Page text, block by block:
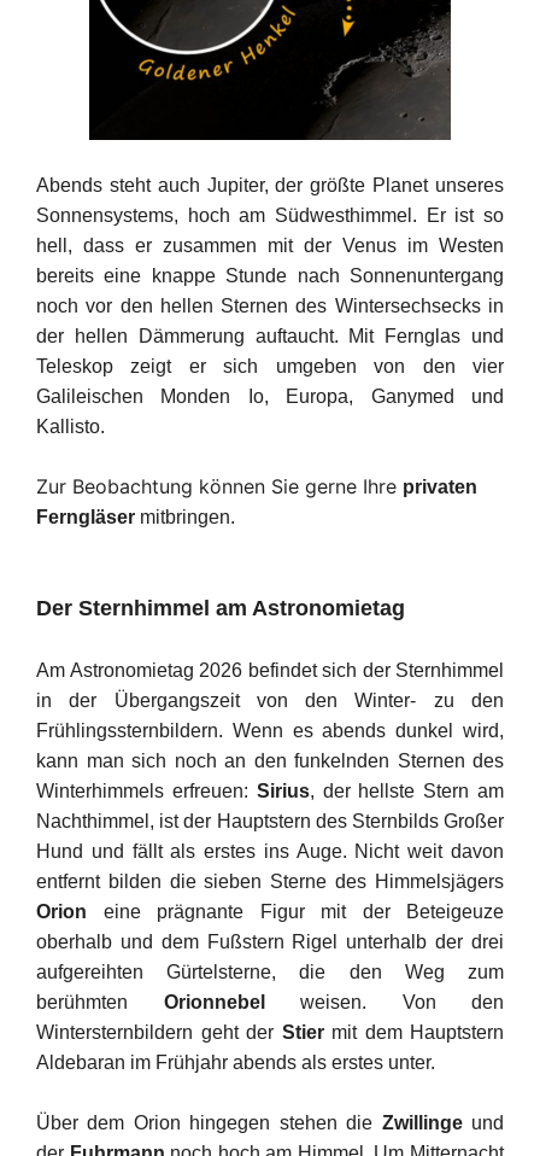
Abends steht auch Jupiter, der größte Planet unseres
Sonnensystems, hoch am Südwesthimmel. Er ist so
hell, dass er zusammen mit der Venus im Westen
bereits eine knappe Stunde nach Sonnenuntergang
noch vor den hellen Sternen des Wintersechsecks in
der hellen Dämmerung auftaucht. Mit Fernglas und
Teleskop zeigt er sich umgeben von den vier
Galileischen Monden Io, Europa, Ganymed und
Kallisto.
Zur Beobachtung können Sie gerne Ihre privaten
Ferngläser mitbringen.
Der Sternhimmel am Astronomietag
Am Astronomietag 2026 befindet sich der Sternhimmel
in der Übergangszeit von den Winter- zu den
Frühlingssternbildern. Wenn es abends dunkel wird,
kann man sich noch an den funkelnden Sternen des
Winterhimmels erfreuen: Sirius, der hellste Stern am
Nachthimmel, ist der Hauptstern des Sternbilds Großer
Hund und fällt als erstes ins Auge. Nicht weit davon
entfernt bilden die sieben Sterne des Himmelsjägers
Orion eine prägnante Figur mit der Beteigeuze
oberhalb und dem Fußstern Rigel unterhalb der drei
aufgereihten Gürtelsterne, die den Weg zum
berühmten Orionnebel
weisen. Von den
Wintersternbildern geht der Stiermit dem Hauptstern
Aldebaran im Frühjahr abends als erstes unter.
Über dem Orion hingegen stehen die Zwillingeund